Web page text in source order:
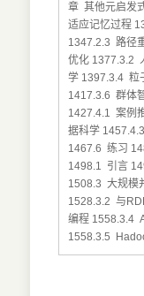
章 其他元启发
适应记忆过程
1347.2.3 路径
优化 1377.3.2
学 1397.3.4 粒
1417.3.6 群体
1427.4.1 案例
据科学
1467.6 练习
1498.1 引言
1508.3 大规模
1528.3.2 与
编程 1558.3.4
1558.3.5